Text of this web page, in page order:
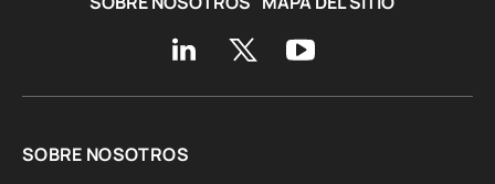
SOBRE NOSOTROS